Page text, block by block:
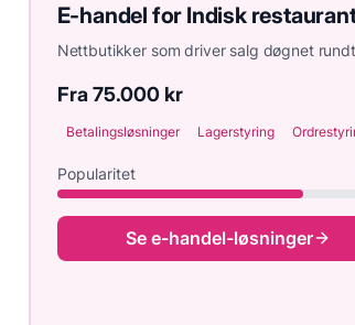
E-handel for Indisk
Nettbutikker som driver salg døgnet rundt
Fra 75.000 kr
Betalingsløsninger Lagerstyring
Popularitet
Se e-handel-løsninger